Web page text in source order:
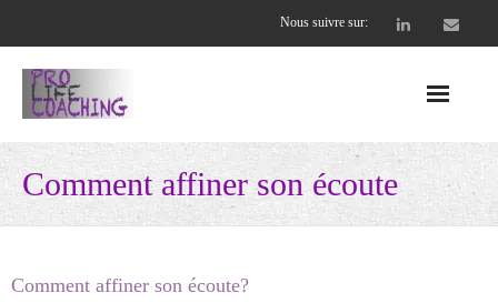
Nous suivre sur:
Nos offres
Comment affiner son écoute
Comment affiner son écoute?